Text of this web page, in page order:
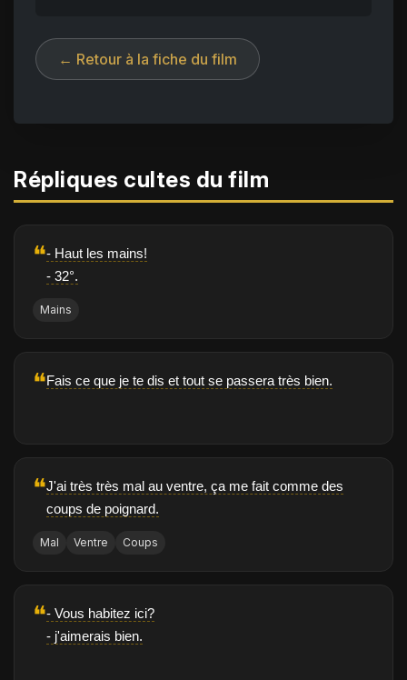
← Retour à la fiche du film
Répliques cultes du film
❝- Haut les mains!
- 32°.
Mains
❝Fais ce que je te dis et tout se passera très bien.
❝J'ai très très mal au ventre, ça me fait comme des
coups de poignard.
Mal Ventre Coups
❝- Vous habitez ici?
- j'aimerais bien.